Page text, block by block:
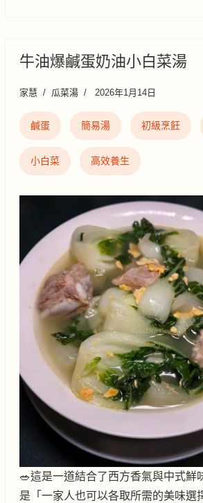
牛油爆鹹蛋奶油小白菜湯
家慧 瓜菜湯 2026年1月14日
鹹蛋 簡易湯 初級烹飪
小白菜 高效養生
🥗這是一道結合了西方香氣與中式鮮
是「一家人也可以各取所需的美味選